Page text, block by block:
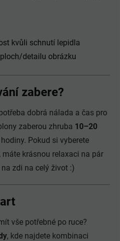
kvůli schnutí lepidla
detailu obrázku
zabere?
dobrá nálada a čas pro
zaberou zhruba 10–20
Pokud si vyberete
, máte krásnou relaxaci na pár
zdi na celý život :)
vše potřebné po ruce?
, kde najdete kombinaci